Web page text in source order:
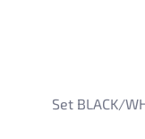
Set BLACK/